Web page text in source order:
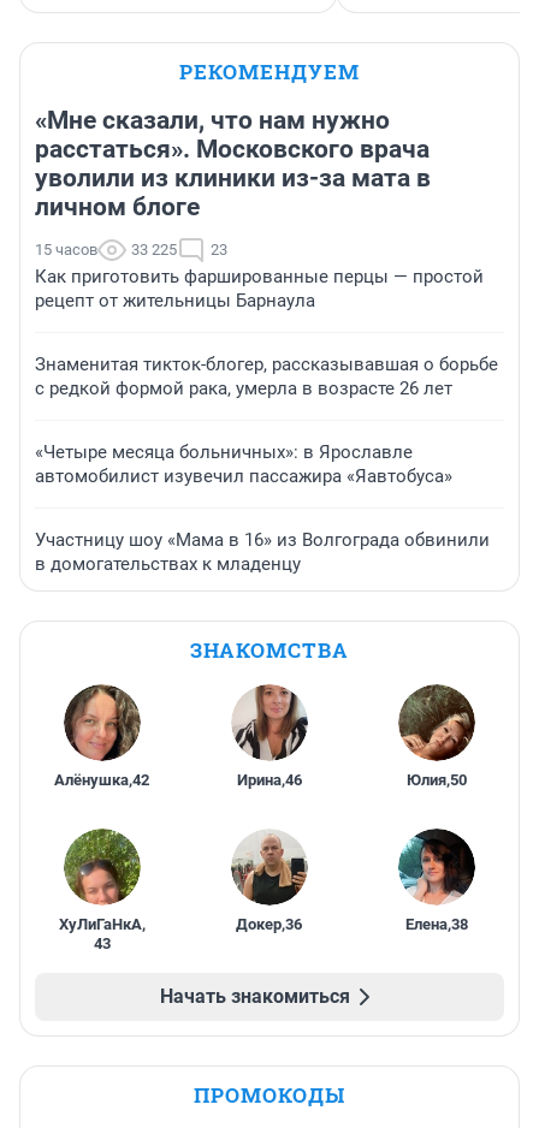
РЕКОМЕНДУЕМ
«Мне сказали, что нам нужно
расстаться». Московского врача
уволили из клиники из-за мата в
личном блоге
15 часов 33 225 23
Как приготовить фаршированные перцы — простой
рецепт от жительницы Барнаула
Знаменитая тикток-блогер, рассказывавшая о борьбе
с редкой формой рака, умерла в возрасте 26 лет
«Четыре месяца больничных»: в Ярославле
автомобилист изувечил пассажира «Яавтобуса»
Участницу шоу «Мама в 16» из Волгограда обвинили
в домогательствах к младенцу
ЗНАКОМСТВА
Алёнушка,42 Ирина,46 Юлия,50
ХуЛиГаНкА,
43
Докер,36 Елена,38
Начать знакомиться
ПРОМОКОДЫ